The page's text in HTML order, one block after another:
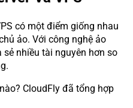
có một điểm giống nhau
ảo. Với công nghệ ảo
nhiều tài nguyên hơn so
CloudFly đã tổng hợp